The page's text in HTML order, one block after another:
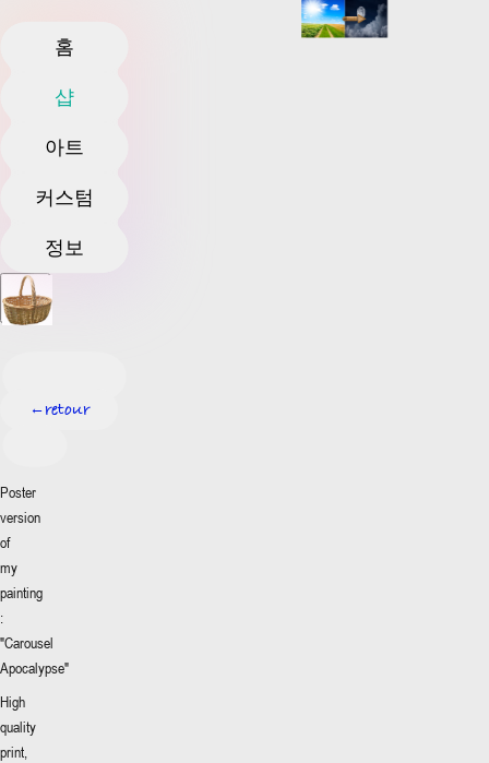
홈
샵
아트
커스텀
정보
←retour
Poster
version
of
my
painting
:
"Carousel
Apocalypse"
High
quality
print,